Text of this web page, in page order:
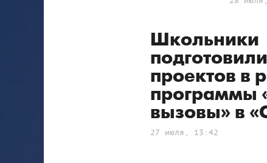
Школьники
проектов в
программы
вызовы» в
27 июля, 13:42